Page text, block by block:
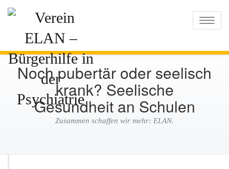
Psychiatrie
Noch pubertär oder seelisch
krank? Seelische
Gesundheit an Schulen
Zusammen schaffen wir mehr: ELAN.